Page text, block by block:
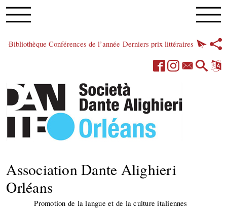
Bibliothèque Conférences de l’année Derniers prix littéraires
Association Dante Alighieri
Orléans
Promotion de la langue et de la culture italiennes